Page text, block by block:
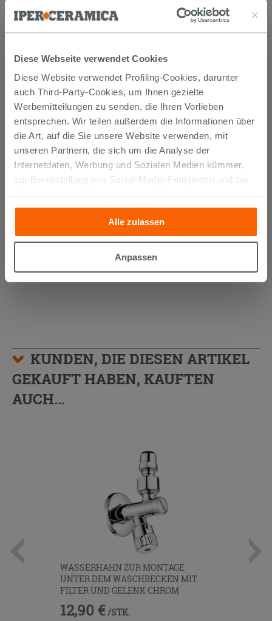
Diese Webseite verwendet Cookies
Diese Website verwendet Profiling-Cookies, darunter
auch Third-Party-Cookies, um Ihnen gezielte
Werbemitteilungen zu senden, die Ihren Vorlieben
entsprechen. Wir teilen außerdem die Informationen über
die Art, auf die Sie unsere Website verwenden, mit
unseren Partnern, die sich um die Analyse der
Internetdaten, Werbung und Sozialen Medien kümmer,
zur Bereitstellung von Social-Media-Funktionen und zur
anderen Informationen, die Sie ihnen geliefert haben oder
die sie aufgrund Ihrer Verwendung ihrer Dienste
gesammelt haben, kombinieren. Falls Sie mehr wissen
möchten oder Ihre Zustimmung zu allen oder einigen
Zustimmung kann durch Klicken auf die Schaltfläche
Alle zulassen
Anpassen
Kerakoll Fugabella Color KK 2 3Kg
Fugenmörtel auf Zementbasis
12,99 € /STK.
IN DEN WARENKORB LEGEN
KUNDEN, DIE DIESEN ARTIKEL
GEKAUFT HABEN, KAUFTEN
AUCH...
WASSERHAHN ZUR MONTAGE
UNTER DEM WASCHBECKEN MIT
FILTER UND GELENK CHROM
12,90 € /STK.